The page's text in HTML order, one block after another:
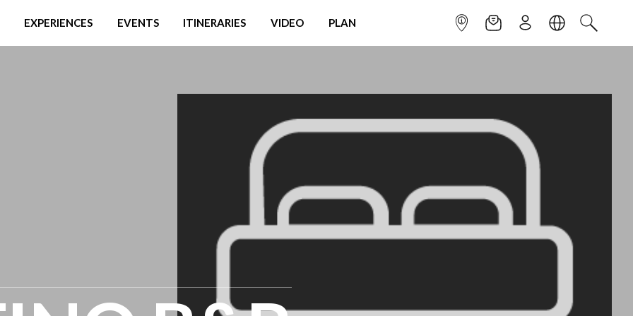
EXPERIENCES EVENTS ITINERARIES VIDEO PLAN INFOPOINTNEWSLETTER
SIGN UPLANGUAGE
SEARCH